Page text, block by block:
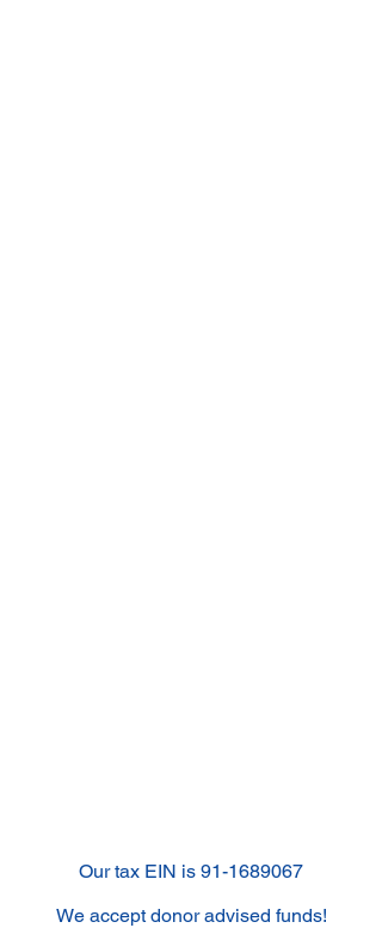
Our tax EIN is 91-1689067
We accept donor advised funds!